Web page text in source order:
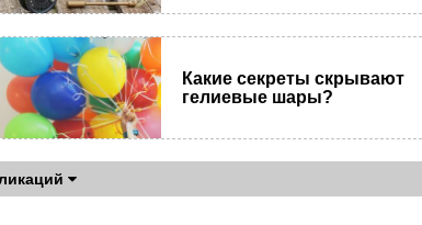
Какие секреты скрывают
гелиевые шары?